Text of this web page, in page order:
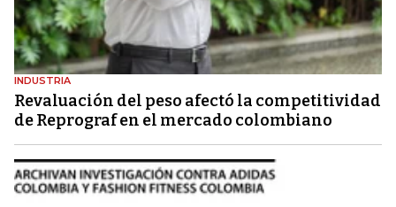
INDUSTRIA
Revaluación del peso afectó la competitividad
de Reprograf en el mercado colombiano